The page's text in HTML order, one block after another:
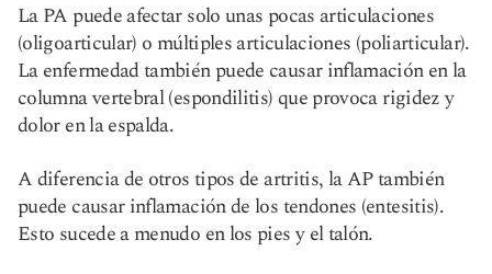
La PA puede afectar solo unas pocas articulaciones
(oligoarticular) o múltiples articulaciones (poliarticular).
La enfermedad también puede causar inflamación en la
columna vertebral (espondilitis) que provoca rigidez y
dolor en la espalda.
A diferencia de otros tipos de artritis, la AP también
puede causar inflamación de los tendones (entesitis).
Esto sucede a menudo en los pies y el talón.